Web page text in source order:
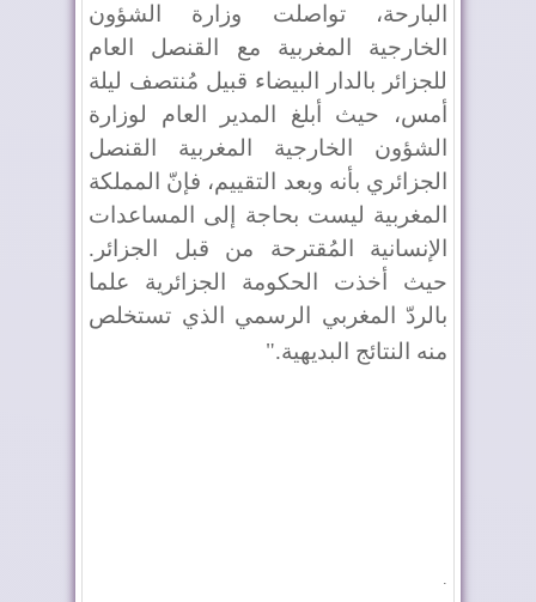
البارحة، تواصلت وزارة الشؤون
الخارجية المغربية مع القنصل العام
للجزائر بالدار البيضاء قبيل مُنتصف ليلة
أمس، حيث أبلغ المدير العام لوزارة
الشؤون الخارجية المغربية القنصل
الجزائري بأنه وبعد التقييم، فإنّ المملكة
المغربية ليست بحاجة إلى المساعدات
الإنسانية المُقترحة من قبل الجزائر.
حيث أخذت الحكومة الجزائرية علما
بالردّ المغربي الرسمي الذي تستخلص
منه النتائج البديهية".
.